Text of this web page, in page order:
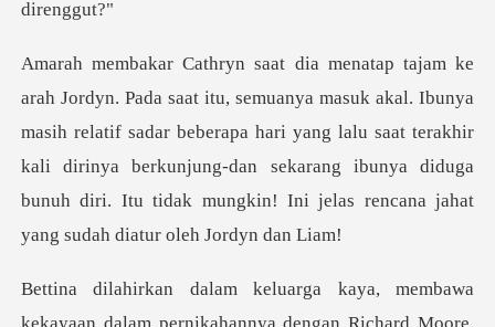
ya
masih relatif sadar beberapa hari yang lalu saat terakhir
kali dirinya berkunjung-dan sekarang ibuny
a, membawa